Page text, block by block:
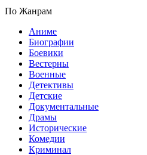
По Жанрам
Аниме
Биографии
Боевики
Вестерны
Военные
Детективы
Детские
Документальные
Драмы
Исторические
Комедии
Криминал